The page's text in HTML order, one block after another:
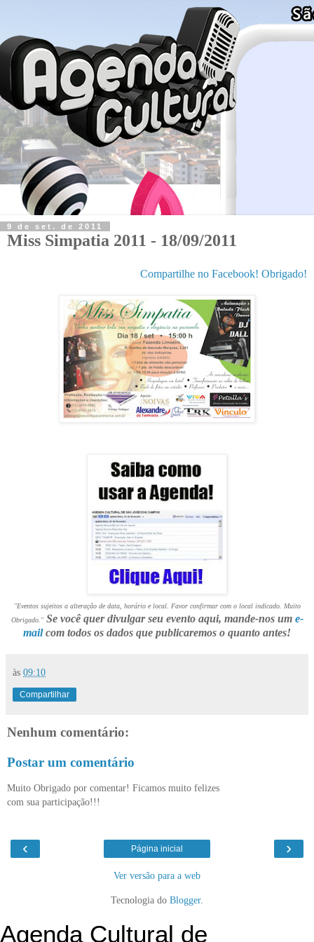
9 de set. de 2011
Miss Simpatia 2011 - 18/09/2011
Compartilhe no Facebook! Obrigado!
"Eventos sujeitos a alteração de data, horário e local. Favor confirmar com o local indicado. Muito
Obrigado." Se você quer divulgar seu evento aqui, mande-nos um e-
mailcom todos os dados que publicaremos o quanto antes!
às 09:10
Compartilhar
Nenhum comentário:
Postar um comentário
Muito Obrigado por comentar! Ficamos muito felizes
com sua participação!!!
‹ ›
Página inicial
Ver versão para a web
Tecnologia do Blogger.
Agenda Cultural de